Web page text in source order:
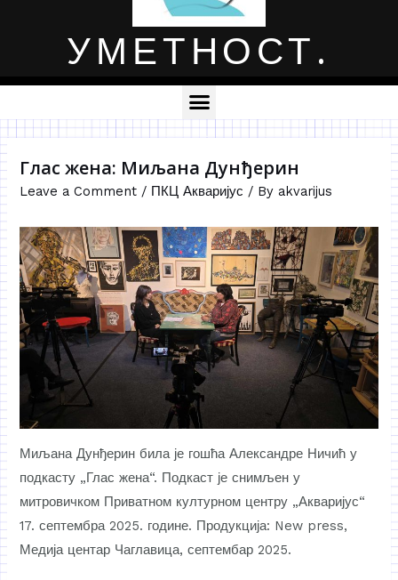
УМЕТНОСТ.
Глас жена: Миљана Дунђерин
Leave a Comment / ПКЦ Акваријус / By akvarijus
Миљана Дунђерин била је гошћа Александре Ничић у
подкасту „Глас жена“. Подкаст је снимљен у
митровичком Приватном културном центру „Акваријус“
17. септембра 2025. године. Продукција: New press,
Медија центар Чаглавица, септембар 2025.